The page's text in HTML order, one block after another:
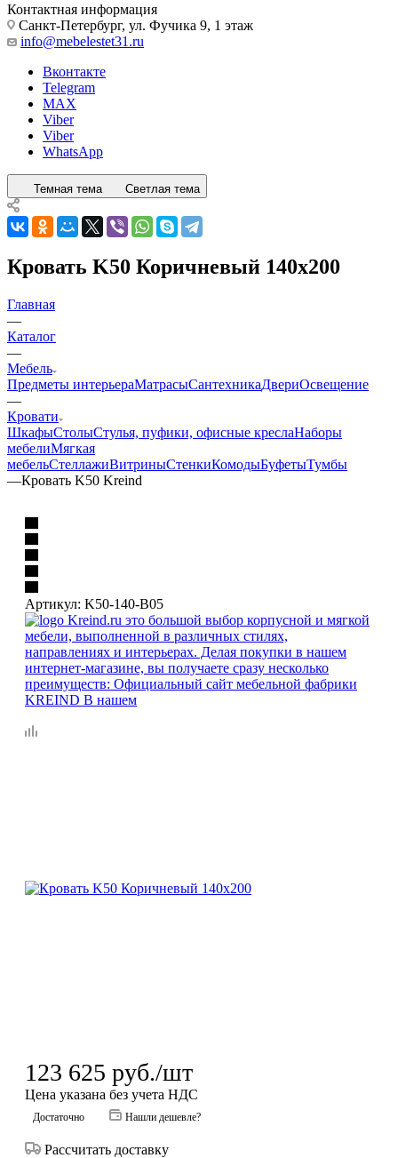
Контактная информация
Санкт-Петербург, ул. Фучика 9, 1 этаж
info@mebelestet31.ru
Вконтакте
Telegram
MAX
Viber
Viber
WhatsApp
Темная тема Светлая тема
Кровать K50 Коричневый 140x200
Главная
—
Каталог
—
Мебель
Предметы интерьераМатрасыСантехникаДвериОсвещение
—
Кровати
ШкафыСтолыСтулья, пуфики, офисные креслаНаборы
мебелиМягкая
мебельСтеллажиВитриныСтенкиКомодыБуфетыТумбы
—Кровать K50 Kreind
Артикул: K50-140-B05
123 625 руб./шт
Цена указана без учета НДС
Достаточно Нашли дешевле?
Рассчитать доставку